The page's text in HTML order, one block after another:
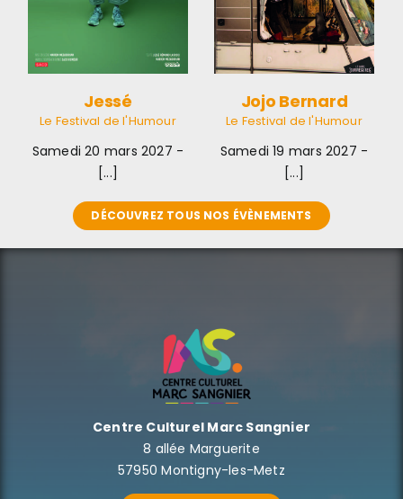
Jessé
Le Festival de l'Humour
Samedi 20 mars 2027 -
[...]
l'Humour
Jojo Bernard
Le Festival de l'Humour
Samedi 19 mars 2027 -
[...]
DÉCOUVREZ TOUS NOS ÉVÈNEMENTS
Centre Culturel Marc Sangnier
8 allée Marguerite
57950 Montigny-les-Metz